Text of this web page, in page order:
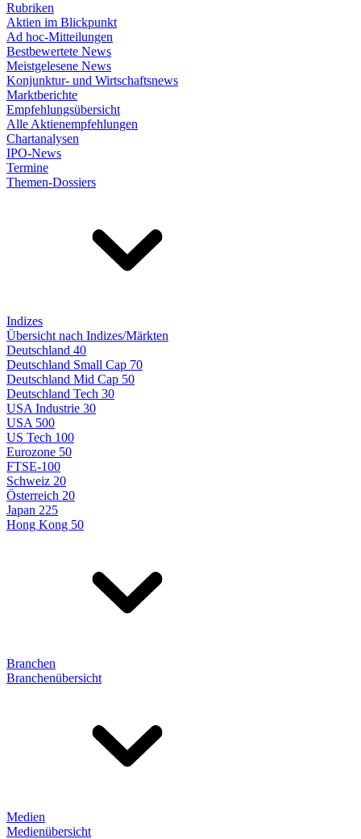
Rubriken
Aktien im Blickpunkt
Ad hoc-Mitteilungen
Bestbewertete News
Meistgelesene News
Konjunktur- und Wirtschaftsnews
Marktberichte
Empfehlungsübersicht
Alle Aktienempfehlungen
Chartanalysen
IPO-News
Termine
Themen-Dossiers
Indizes
Übersicht nach Indizes/Märkten
Deutschland 40
Deutschland Small Cap 70
Deutschland Mid Cap 50
Deutschland Tech 30
USA Industrie 30
USA 500
US Tech 100
Eurozone 50
FTSE-100
Schweiz 20
Österreich 20
Japan 225
Hong Kong 50
Branchen
Branchenübersicht
Medien
Medienübersicht